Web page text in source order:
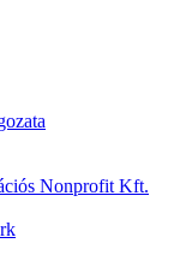
Nonprofit Kft.